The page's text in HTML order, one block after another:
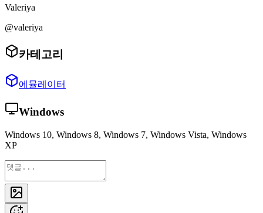
Valeriya
@valeriya
카테고리
에뮬레이터
Windows
Windows 10, Windows 8, Windows 7, Windows Vista, Windows
XP